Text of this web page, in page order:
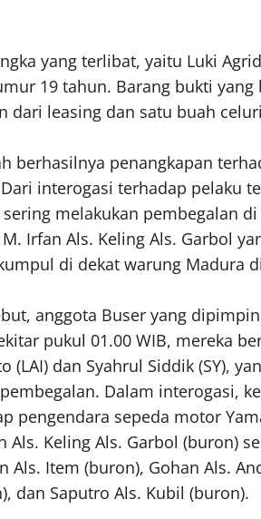
yang terlibat, yaitu Luki
19 tahun. Barang bukti
dari leasing dan satu buah
berhasilnya penangkapan
interogasi terhadap pelaku
melakukan pembegalan
Irfan Als. Keling Als. Garbol
di dekat warung Madura
anggota Buser yang
pukul 01.00 WIB, mereka
dan Syahrul Siddik (SY),
Dalam interogasi,
pengendara sepeda motor
Keling Als. Garbol (buron)
Item (buron), Gohan Als.
dan Saputro Als. Kubil (buron).